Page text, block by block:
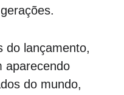
do lançamento,
aparecendo
do mundo,